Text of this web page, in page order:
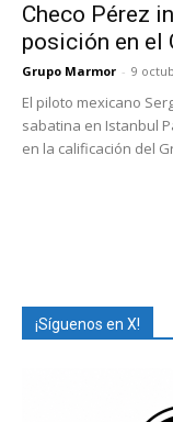
Checo Pérez
posición en el
Grupo Marmor - 9
El piloto mexicano
sabatina en Istanbul
en la calificación del
¡Síguenos en X!